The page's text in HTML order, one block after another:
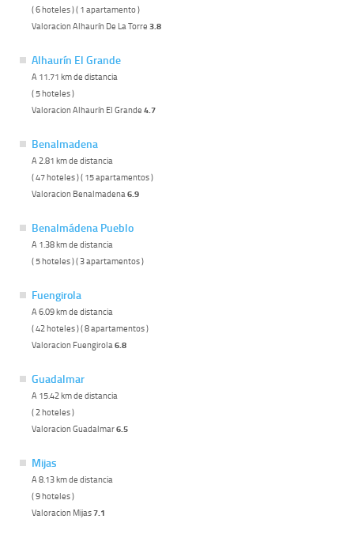
( 6 hoteles ) ( 1 apartamento )
Valoracion Alhaurín De La Torre 3.8
Alhaurín El Grande
A 11.71 km de distancia
( 5 hoteles )
Valoracion Alhaurín El Grande 4.7
Benalmadena
A 2.81 km de distancia
( 47 hoteles ) ( 15 apartamentos )
Valoracion Benalmadena6.9
Benalmádena Pueblo
A 1.38 km de distancia
( 5 hoteles ) ( 3 apartamentos )
Fuengirola
A 6.09 km de distancia
( 42 hoteles ) ( 8 apartamentos )
Valoracion Fuengirola6.8
Guadalmar
A 15.42 km de distancia
( 2 hoteles )
Valoracion Guadalmar6.5
Mijas
A 8.13 km de distancia
( 9 hoteles )
Valoracion Mijas7.1